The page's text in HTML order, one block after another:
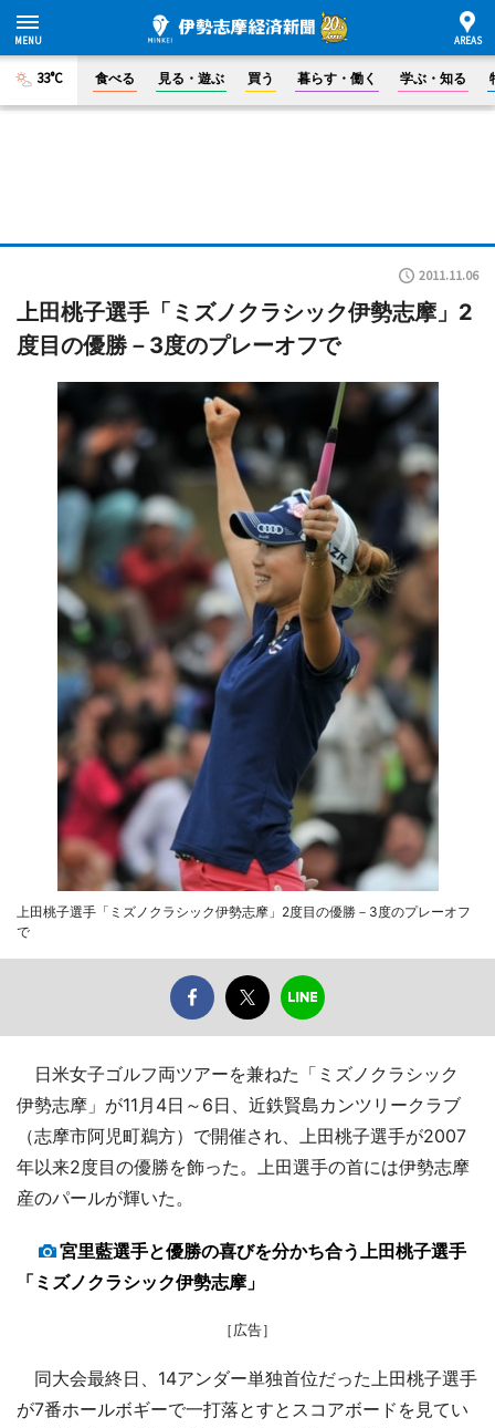
33°C 食べる 見る・遊ぶ 買う 暮らす・働く 学ぶ・知る
2011.11.06
上田桃子選手「ミズノクラシック伊勢志摩」2
度目の優勝－3度のプレーオフで
上田桃子選手「ミズノクラシック伊勢志摩」2度目の優勝－3度のプレーオフ
で
日米女子ゴルフ両ツアーを兼ねた「ミズノクラシック
伊勢志摩」が11月4日～6日、近鉄賢島カンツリークラブ
（志摩市阿児町鵜方）で開催され、上田桃子選手が2007
年以来2度目の優勝を飾った。上田選手の首には伊勢志摩
産のパールが輝いた。
宮里藍選手と優勝の喜びを分かち合う上田桃子選手
「ミズノクラシック伊勢志摩」
［広告］
同大会最終日、14アンダー単独首位だった上田桃子選手
が7番ホールボギーで一打落とすとスコアボードを見てい